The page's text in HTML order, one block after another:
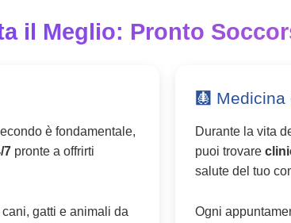
il Meglio: Pronto
è fondamentale,
7 pronte a offrirti
gatti e animali da
🩻
Durante la vita
puoi trovare
salute del tuo
Ogni